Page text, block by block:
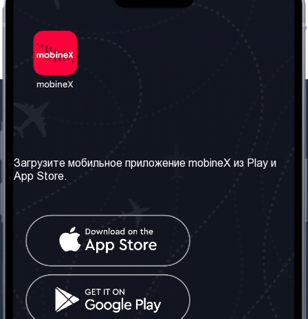
Наши сервисы
Правила и Условия
Часто задаваемые
вопросы
Контакт
Грузия: Тбилиси
Телефон: +442030340050
Социальные сети
Загрузите мобильное приложение mobineX из Play и
App Store.